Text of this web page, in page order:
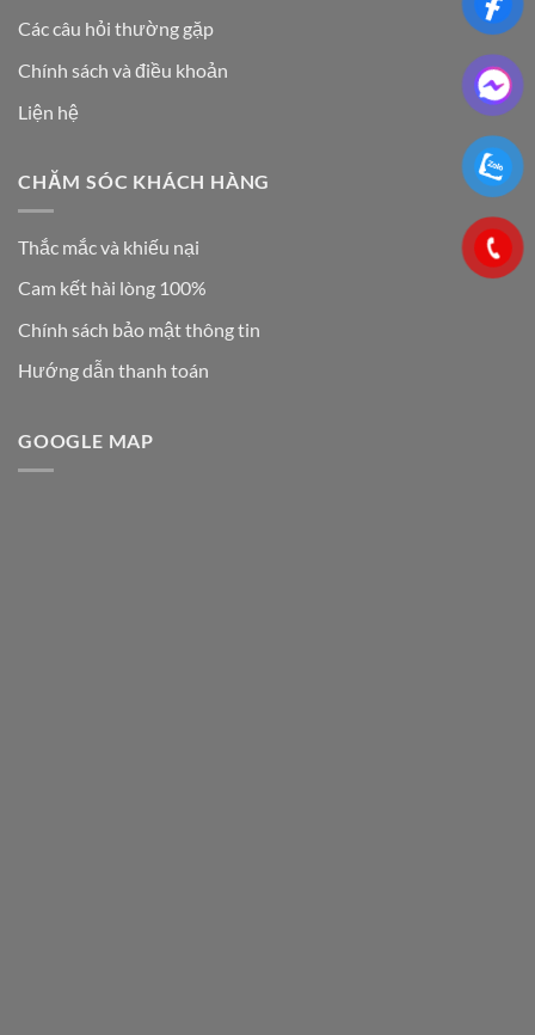
Các câu hỏi thường gặp
Chính sách và điều khoản
Liện hệ
CHĂM SÓC KHÁCH HÀNG
Thắc mắc và khiếu nại
Cam kết hài lòng 100%
Chính sách bảo mật thông tin
Hướng dẫn thanh toán
GOOGLE MAP